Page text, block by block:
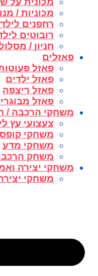
מכוניות /
רחפנים
רובוטים
חניון /
פאזלים
פאזל
פאזל ילדים
פאזל ריצפה
פאזל
משחקי הרכבה /
צעצועי עץ
משחקי
משחקי מדע
משחק
משחקי יצירה
משחקי